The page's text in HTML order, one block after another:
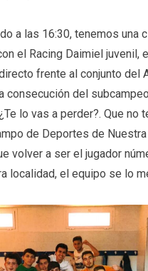
a las 16:30, tenemos una
el Racing Daimiel juvenil,
frente al conjunto del
consecución del
lo vas a perder?. Que no
de Deportes de
volver a ser el jugador
localidad, el equipo se lo